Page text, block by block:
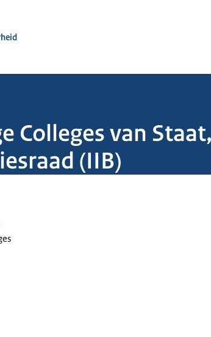
Colleges van Staat,
(IIB)